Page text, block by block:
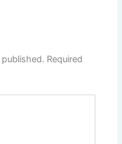
Required